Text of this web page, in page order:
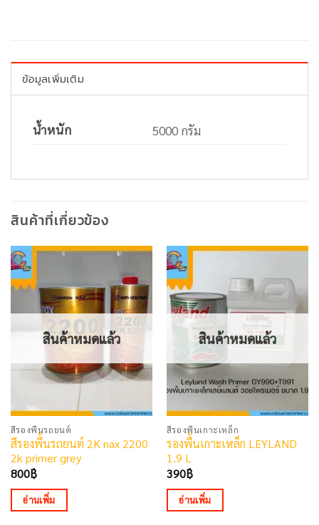
ข้อมูลเพิ่มเติม
น้ำหนัก 5000 กรัม
สินค้าที่เกี่ยวข้อง
สินค้าหมดแล้ว
สีรองพื้นรถยนต์
สีรองพื้นรถยนต์ 2K nax 2200
2k primer grey
800฿
อ่านเพิ่ม
สินค้าหมดแล้ว
สีรองพื้นเกาะเหล็ก
รองพื้นเกาะเหล็ก LEYLAND
1.9 L
390฿
อ่านเพิ่ม